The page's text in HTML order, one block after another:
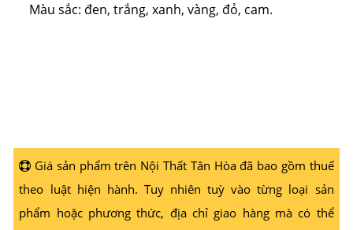
Màu sắc: đen, trắng, xanh, vàng, đỏ, cam.
Giá sản phẩm trên Nội Thất Tân Hòa đã bao gồm thuế
theo luật hiện hành. Tuy nhiên tuỳ vào từng loại sản
phẩm hoặc phương thức, địa chỉ giao hàng mà có thể